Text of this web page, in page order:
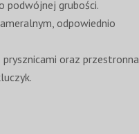
podwójnej grubości.
odpowiednio
oraz przestronna